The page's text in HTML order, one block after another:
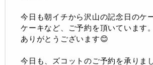
今日も朝イチから沢山の記念日のケ
ケーキなど、ご予約を頂いています。
ありがとうございます😊
今日も、ズコットのご予約を承りま